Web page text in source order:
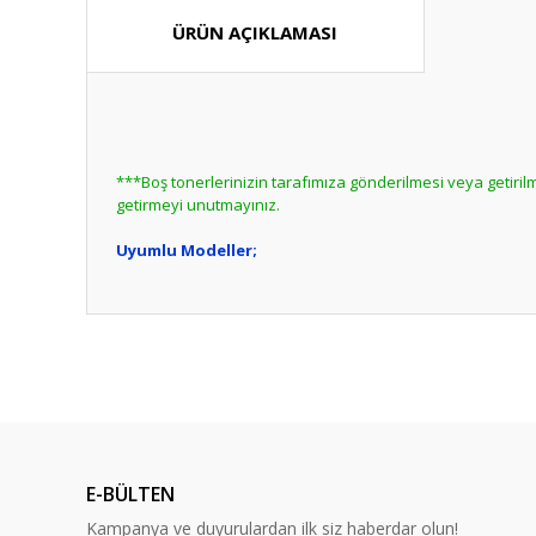
ÜRÜN AÇIKLAMASI
***Boş tonerlerinizin tarafımıza gönderilmesi veya
getirmeyi unutmayınız.
Uyumlu Modeller;
Ürün bilgilerinde hatalar bulunuyor.
E-BÜLTEN
Kampanya ve duyurulardan ilk siz haberdar olun!